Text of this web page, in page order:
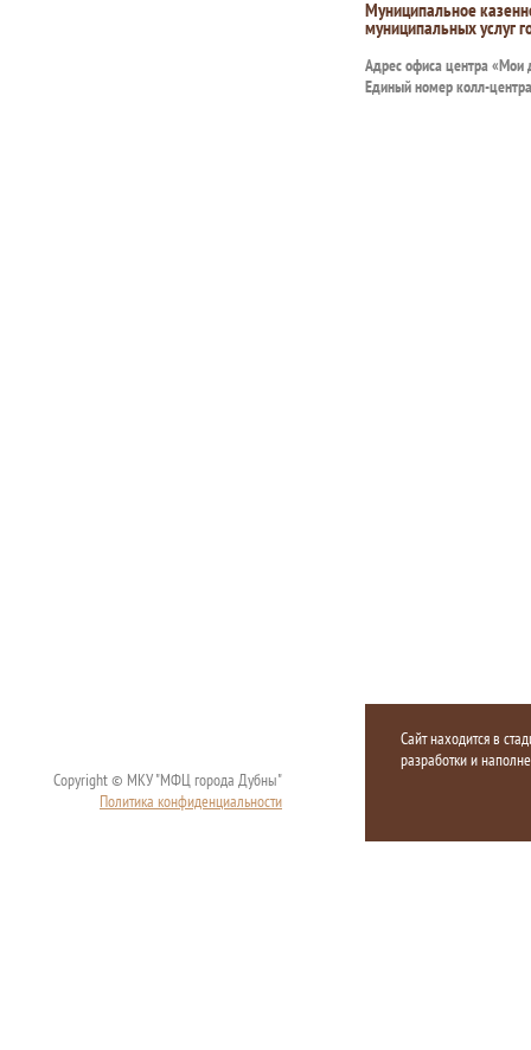
Муниципальное
муниципальных услуг
Адрес офиса центра «Мои
Единый номер колл-
Copyright © МКУ "МФЦ города Дубны"
Политика конфиденциальности
Сайт находится в
разработки и